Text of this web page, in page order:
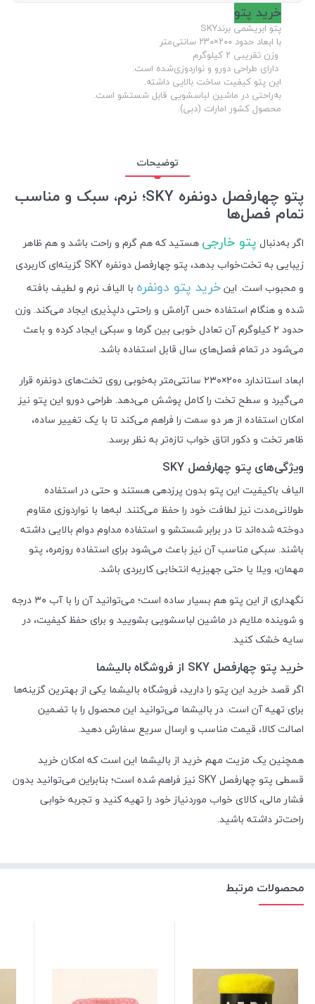
خرید پتو
پتو ابریشمی برندSKY
با ابعاد حدود ۲۰۰×۲۳۰ سانتی‌متر
وزن تقریبی ۲ کیلوگرم
دارای طراحی دورو و نواردوزی‌شده است.
این پتو کیفیت ساخت بالایی داشته.
به‌راحتی در ماشین لباسشویی قابل شستشو است.
محصول کشور امارات (دبی).
توضیحات
پتو چهارفصل دونفره SKY؛ نرم، سبک و مناسب
تمام فصل‌ها
اگر به‌دنبال پتو خارجی هستید که هم گرم و راحت باشد و هم ظاهر
زیبایی به تخت‌خواب بدهد، پتو چهارفصل دونفره SKY گزینه‌ای کاربردی
و محبوب است. اینخرید پتو دونفره با الیاف نرم و لطیف بافته
شده و هنگام استفاده حس آرامش و راحتی دلپذیری ایجاد می‌کند. وزن
حدود ۲ کیلوگرم آن تعادل خوبی بین گرما و سبکی ایجاد کرده و باعث
می‌شود در تمام فصل‌های سال قابل استفاده باشد.
ابعاد استاندارد ۲۰۰×۲۳۰ سانتی‌متر به‌خوبی روی تخت‌های دونفره قرار
می‌گیرد و سطح تخت را کامل پوشش می‌دهد. طراحی دورو این پتو نیز
امکان استفاده از هر دو سمت را فراهم می‌کند تا با یک تغییر ساده،
ظاهر تخت و دکور اتاق خواب تازه‌تر به نظر برسد.
ویژگی‌های پتو چهارفصل SKY
الیاف باکیفیت این پتو بدون پرزدهی هستند و حتی در استفاده
طولانی‌مدت نیز لطافت خود را حفظ می‌کنند. لبه‌ها با نواردوزی مقاوم
دوخته شده‌اند تا در برابر شستشو و استفاده مداوم دوام بالایی داشته
باشند. سبکی مناسب آن نیز باعث می‌شود برای استفاده روزمره، پتو
مهمان، ویلا یا حتی جهیزیه انتخابی کاربردی باشد.
نگهداری از این پتو هم بسیار ساده است؛ می‌توانید آن را با آب ۳۰ درجه
و شوینده ملایم در ماشین لباسشویی بشویید و برای حفظ کیفیت، در
سایه خشک کنید.
خرید پتو چهارفصل SKY از فروشگاه بالیشما
اگر قصد خرید این پتو را دارید، فروشگاه بالیشما یکی از بهترین گزینه‌ها
برای تهیه آن است. در بالیشما می‌توانید این محصول را با تضمین
اصالت کالا، قیمت مناسب و ارسال سریع سفارش دهید.
همچنین یک مزیت مهم خرید از بالیشما این است که امکان خرید
قسطی پتو چهارفصل SKY نیز فراهم شده است؛ بنابراین می‌توانید بدون
فشار مالی، کالای خواب موردنیاز خود را تهیه کنید و تجربه خوابی
راحت‌تر داشته باشید.
محصولات مرتبط